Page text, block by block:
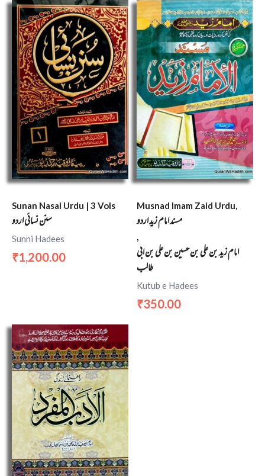
Sunan Nasai Urdu | 3 Vols
سنن نسائی اردو
Sunni Hadees
₹1,200.00
Musnad Imam Zaid Urdu,
مسند امام زید اردو
,
امام زيد بن علی بن حسین بن علی بن ابی
طالب
Kutub e Hadees
₹350.00